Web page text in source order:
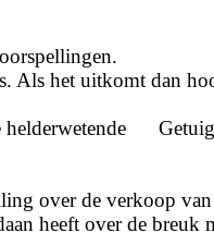
Als het uitkomt dan
over de verkoop
heeft over de